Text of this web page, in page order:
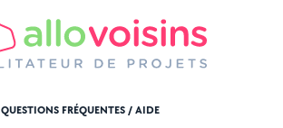
QUESTIONS FRÉQUENTES / AIDE